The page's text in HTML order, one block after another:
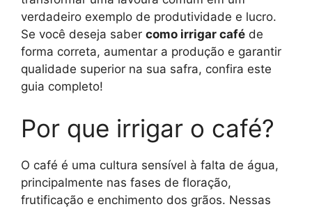
verdadeiro exemplo de produtividade e lucro.
Se você deseja saber como irrigar café de
forma correta, aumentar a produção e garantir
qualidade superior na sua safra, confira este
guia completo!
Por que irrigar o café?
O café é uma cultura sensível à falta de água,
principalmente nas fases de floração,
frutificação e enchimento dos grãos. Nessas